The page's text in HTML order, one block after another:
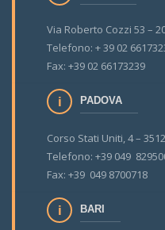
Via Roberto Cozzi 53 –
Telefono: + 39 02
Fax: +39 02 66173239
PADOVA
Corso Stati Uniti, 4 –
Telefono: +39 049
Fax: +39 049 8700718
BARI